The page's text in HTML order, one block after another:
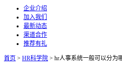
企业介绍
加入我们
最新动态
渠道合作
推荐有礼
首页 > HR科学院 > hr人事系统一般可以分为